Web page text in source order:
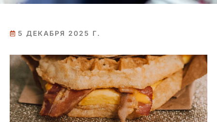
5 ДЕКАБРЯ 2025 Г.